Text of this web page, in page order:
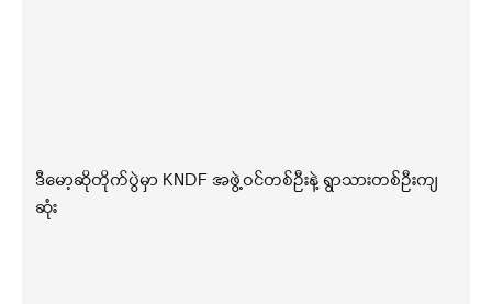
ဒီမော့ဆိုတိုက်ပွဲမှာ KNDF အဖွဲ့ဝင်တစ်ဦးနဲ့ ရွာသားတစ်ဦးကျ
ဆုံး